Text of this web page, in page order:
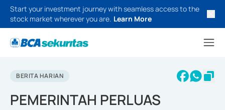
Start your investment journey with seamless access to the
stock market wherever you are. Learn More
BERITA HARIAN
PEMERINTAH PERLUAS